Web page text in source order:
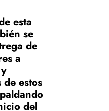
esta
se
de
a
de estos
del